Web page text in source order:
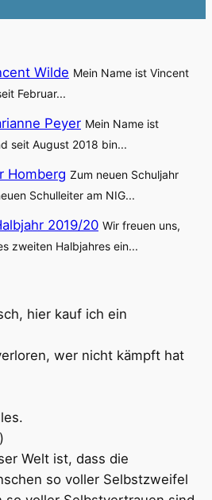
Wilde Mein Name ist Vincent
Februar...
Peyer Mein Name ist
seit August 2018 bin...
Homberg Zum neuen Schuljahr
Schulleiter am NIG...
2019/20 Wir freuen uns,
zweiten Halbjahres ein...
hier kauf ich ein
wer nicht kämpft hat
Welt ist, dass die
so voller Selbstzweifel